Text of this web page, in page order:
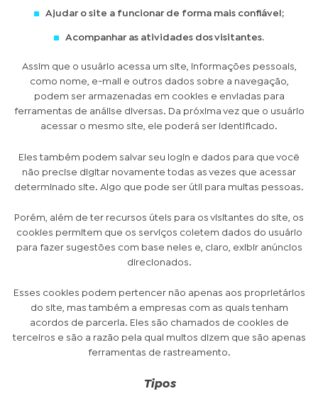
Ajudar o site a funcionar de forma mais confiável;
Acompanhar as atividades dos visitantes.
Assim que o usuário acessa um site, informações pessoais,
como nome, e-mail e outros dados sobre a navegação,
podem ser armazenadas em cookies e enviadas para
ferramentas de análise diversas. Da próxima vez que o usuário
acessar o mesmo site, ele poderá ser identificado.
Eles também podem salvar seu login e dados para que você
não precise digitar novamente todas as vezes que acessar
determinado site. Algo que pode ser útil para muitas pessoas.
Porém, além de ter recursos úteis para os visitantes do site, os
cookies permitem que os serviços coletem dados do usuário
para fazer sugestões com base neles e, claro, exibir anúncios
direcionados.
Esses cookies podem pertencer não apenas aos proprietários
do site, mas também a empresas com as quais tenham
acordos de parceria. Eles são chamados de cookies de
terceiros e são a razão pela qual muitos dizem que são apenas
ferramentas de rastreamento.
Tipos